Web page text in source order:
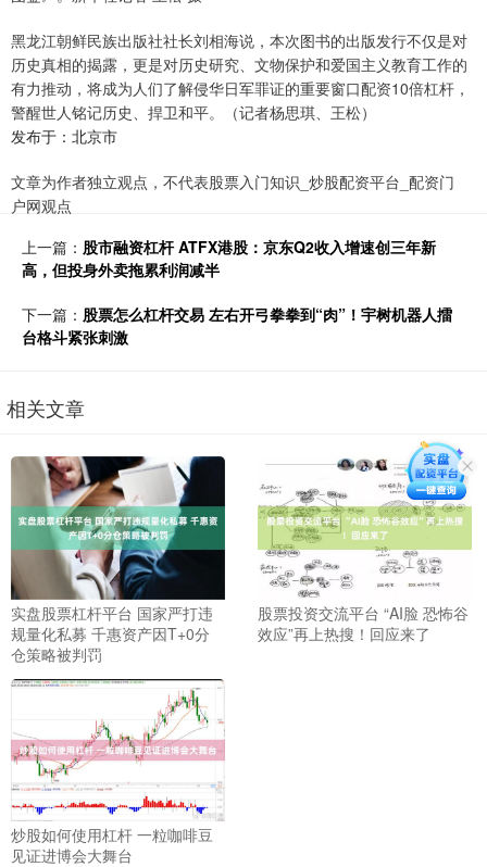
黑龙江朝鲜民族出版社社长刘相海说，本次图书的出版发行不仅是对
历史真相的揭露，更是对历史研究、文物保护和爱国主义教育工作的
有力推动，将成为人们了解侵华日军罪证的重要窗口配资10倍杠杆，
警醒世人铭记历史、捍卫和平。（记者杨思琪、王松）
发布于：北京市
文章为作者独立观点，不代表股票入门知识_炒股配资平台_配资门
户网观点
上一篇： 股市融资杠杆 ATFX港股：京东Q2收入增速创三年新
高，但投身外卖拖累利润减半
下一篇： 股票怎么杠杆交易 左右开弓拳拳到“肉”！宇树机器人擂
台格斗紧张刺激
相关文章
实盘股票杠杆平台 国家严打违
规量化私募 千惠资产因T+0分
仓策略被判罚
股票投资交流平台 “AI脸 恐怖谷
效应”再上热搜！回应来了
炒股如何使用杠杆 一粒咖啡豆
见证进博会大舞台